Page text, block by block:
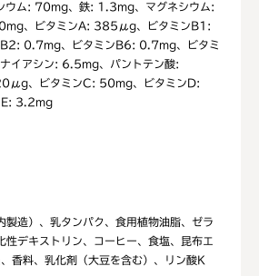
ウム: 70mg、鉄: 1.3mg、マグネシウム:
、ビタミンA: 385μg、ビタミンB1:
0.7mg、ビタミンB6: 0.7mg、ビタミ
アシン: 6.5mg、パントテン酸:
、ビタミンC: 50mg、ビタミンD:
E: 3.2mg
製造）、乳タンパク、食用植物油脂、ゼラ
性デキストリン、コーヒー、食塩、昆布エ
香料、乳化剤（大豆を含む）、リン酸K